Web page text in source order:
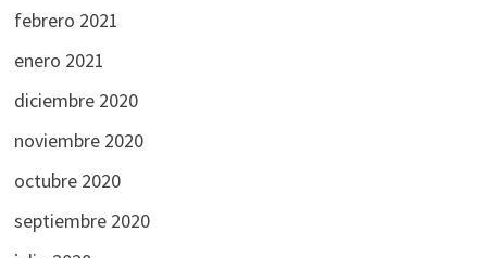
febrero 2021
enero 2021
diciembre 2020
noviembre 2020
octubre 2020
septiembre 2020